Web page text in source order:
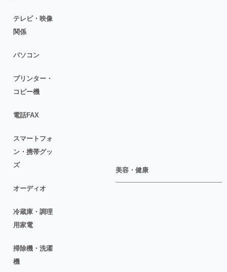
テレビ・映像
関係
パソコン
プリンター・
コピー機
電話FAX
スマートフォ
ン・携帯グッ
ズ
オーディオ
冷蔵庫・調理
用家電
掃除機・洗濯
機
美容・健康